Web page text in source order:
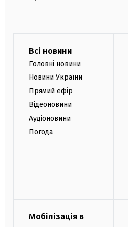
Всі новини
Головні новини
Новини України
Прямий ефір
Відеоновини
Аудіоновини
Погода
Мобілізація в